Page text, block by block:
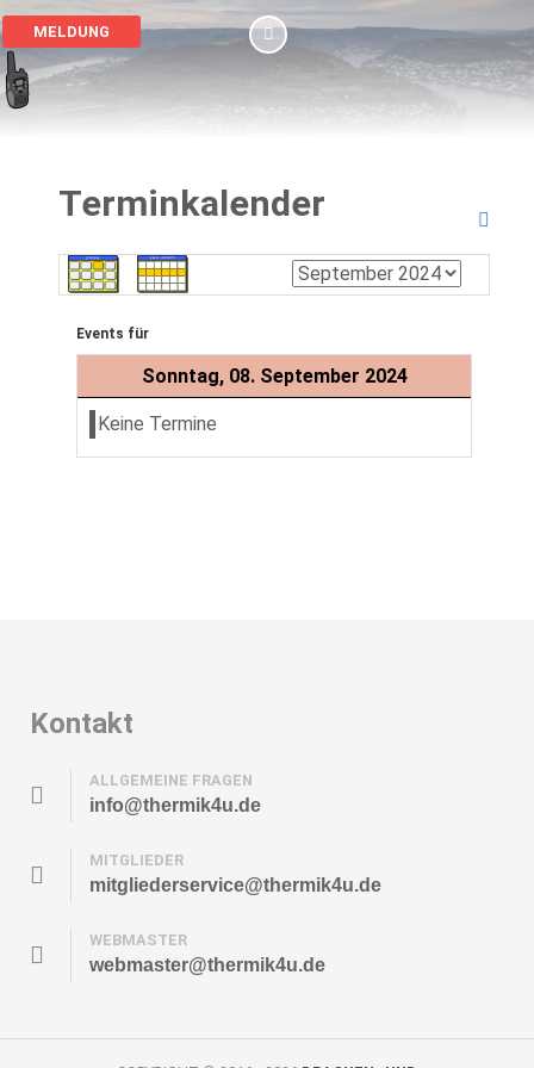
MELDUNG
Terminkalender
Events für
Sonntag, 08. September 2024
Keine Termine
Kontakt
ALLGEMEINE FRAGEN
info@thermik4u.de
MITGLIEDER
mitgliederservice@thermik4u.de
WEBMASTER
webmaster@thermik4u.de